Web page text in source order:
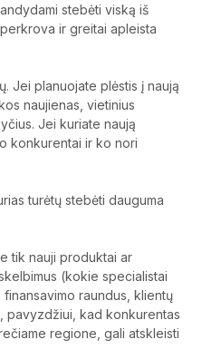
stebėti viską iš
ir greitai apleista
Jei planuojate plėstis į naują
naujienas, vietinius
Jei kuriate naują
konkurentai ir ko nori
turėtų stebėti dauguma
tik nauji produktai ar
(kokie specialistai
raundus, klientų
pavyzdžiui, kad konkurentas
regione, gali atskleisti